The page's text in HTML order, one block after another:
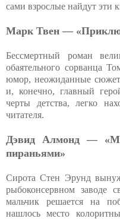
сами взрослые найдут эти
Марк Твен —
Бессмертный роман
обаятельного сорванца
юмор, неожиданные
и, конечно, главный
черты детства, легко
читателя.
Дэвид Алмонд —
пираньями»
Сирота Стен Эрунд
рыбоконсервном заводе
мальчик решается на
нашлось место